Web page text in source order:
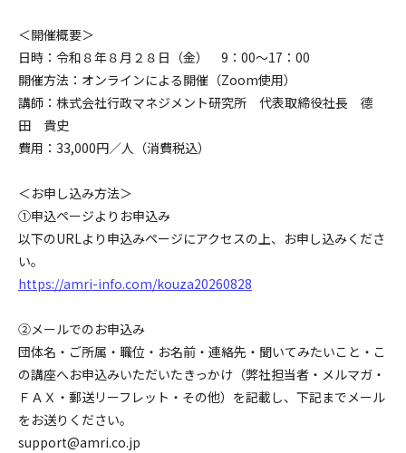
＜開催概要＞
日時：令和８年８月２８日（金） 9：00～17：00
開催方法：オンラインによる開催（Zoom使用）
講師：株式会社行政マネジメント研究所 代表取締役社長 德
田 貴史
費用：33,000円／人（消費税込）
＜お申し込み方法＞
➀申込ページよりお申込み
以下のURLより申込みページにアクセスの上、お申し込みくださ
い。
https://amri-info.com/kouza20260828
②メールでのお申込み
団体名・ご所属・職位・お名前・連絡先・聞いてみたいこと・こ
の講座へお申込みいただいたきっかけ（弊社担当者・メルマガ・
ＦＡＸ・郵送リーフレット・その他）を記載し、下記までメール
をお送りください。
support@amri.co.jp